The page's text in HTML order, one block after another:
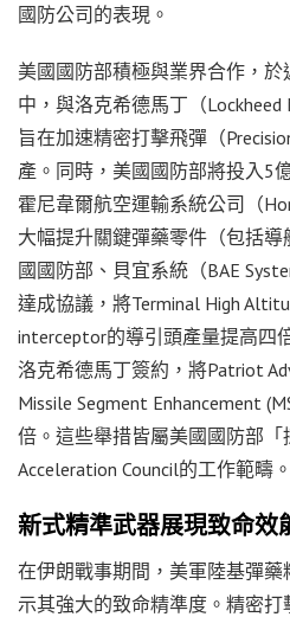
國防公司的表現。
美國國防部積極與業界合作，
中，與洛克希德馬丁（
旨在加速精密打擊飛彈（
產。同時，美國國防部將投入5
霍尼韋爾航空運輸系統公司（
大幅提升關鍵彈藥零件（包括
國國防部、貝宜系統（BAE
達成協議，將Terminal High
interceptor的導引頭產量提高四
洛克希德馬丁簽約，將Patriot
Missile Segment Enhancement
倍。這些舉措皆屬美國國防部
Acceleration Council的工作範疇。
新式精準武器展現致命效
在伊朗戰事期間，美軍陸基彈
示其強大的致命精準度。精密打